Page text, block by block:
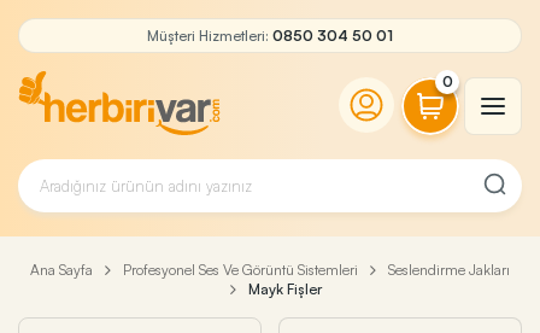
Müşteri Hizmetleri: 0850 304 50 01
0
Ana Sayfa Profesyonel Ses Ve Görüntü Sistemleri
Seslendirme Jakları
Mayk Fişler